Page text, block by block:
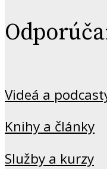
Videá a
Knihy a články
Služby a kurzy